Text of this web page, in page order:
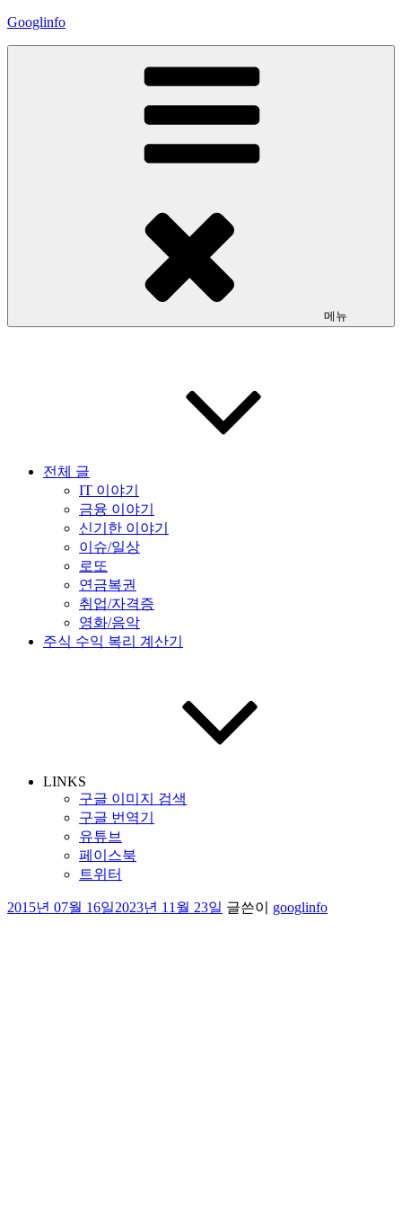
콘
Googlinfo
메뉴
전체 글
IT 이야기
금융 이야기
신기한 이야기
이슈/일상
로또
연금복권
취업/자격증
영화/음악
주식 수익 복리 계산기
LINKS
구글 이미지 검색
구글 번역기
유튜브
페이스북
트위터
작
2015년 07월 16일2023년 11월 23일 글쓴이 googlinfo